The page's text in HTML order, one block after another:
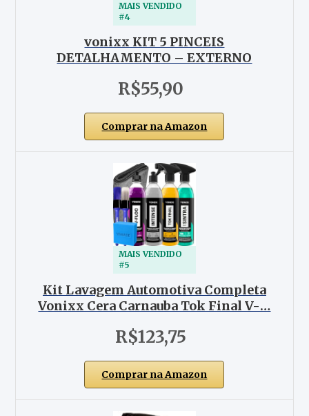
MAIS VENDIDO
#4
vonixx KIT 5 PINCEIS
DETALHAMENTO – EXTERNO
R$55,90
Comprar na Amazon
MAIS VENDIDO
#5
Kit Lavagem Automotiva Completa
Vonixx Cera Carnauba Tok Final V-…
R$123,75
Comprar na Amazon